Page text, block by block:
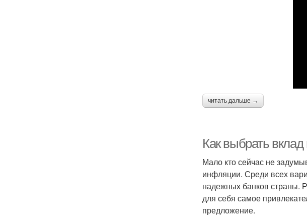
читать дальше →
Как выбрать вклад
Мало кто сейчас не
инфляции. Среди всех
надежных банков страны.
для себя самое
предложение.